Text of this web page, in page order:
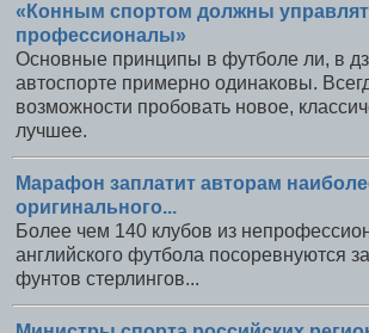
«Конным спортом должны
профессионалы»
Основные принципы в футболе ли, в
автоспорте примерно одинаковы.
возможности пробовать новое,
лучшее.
Марафон заплатит авторам
оригинального...
Более чем 140 клубов из
английского футбола посоревнуются
фунтов стерлингов...